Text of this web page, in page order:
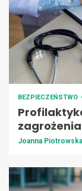
BEZPIECZEŃSTWO
Joanna Piotrowska